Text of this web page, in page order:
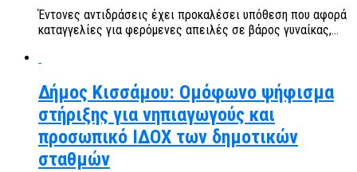
Έντονες αντιδράσεις έχει προκαλέσει υπόθεση που αφορά
καταγγελίες για φερόμενες απειλές σε βάρος γυναίκας,...
Δήμος Κισσάμου: Ομόφωνο ψήφισμα
στήριξης για νηπιαγωγούς και
προσωπικό ΙΔΟΧ των δημοτικών
σταθμών